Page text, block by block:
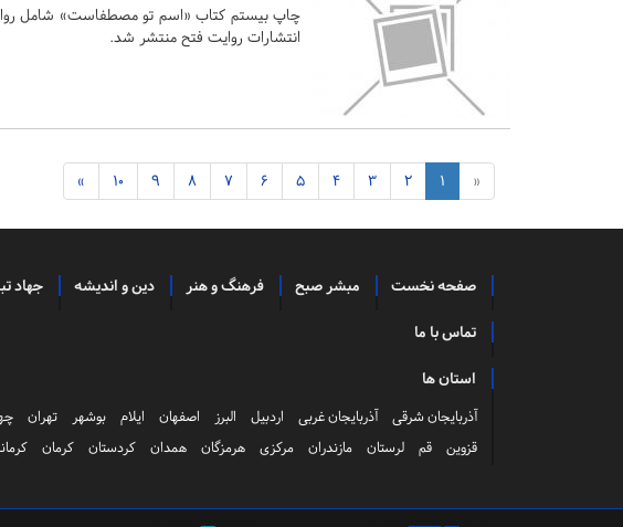
چاپ بیستم کتاب «اسم تو مصطفاست» شامل
انتشارات روایت فتح منتشر شد.
«
1
2
3
4
5
6
7
8
9
10
»
صفحه نخست مبشر صبح فرهنگ و هنر دین و اندیشه جهاد
تماس با ما
استان ها
آذربایجان شرقی آذربایجان غربی اردبیل البرز اصفهان ایلام بوشهر تهران
قزوین
قم لرستان مازندران مرکزی هرمزگان همدان کردستان کرمان